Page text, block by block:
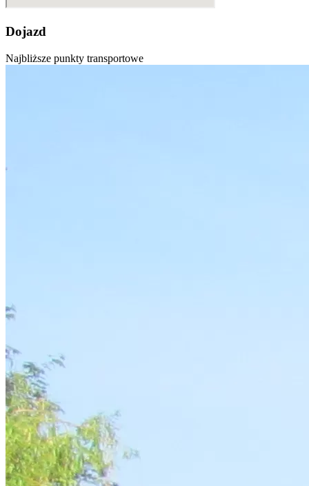
Dojazd
Najbliższe punkty transportowe